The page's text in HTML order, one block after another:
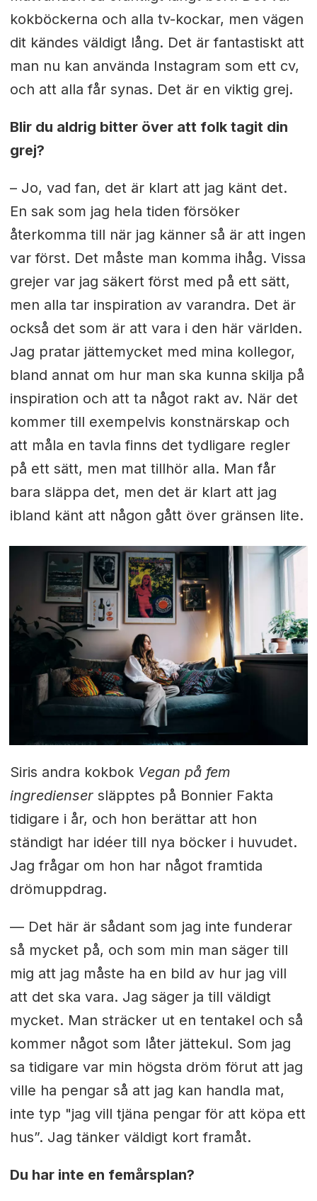
kokböckerna och alla tv-kockar, men vägen
dit kändes väldigt lång. Det är fantastiskt att
man nu kan använda Instagram som ett cv,
och att alla får synas. Det är en viktig grej.
Blir du aldrig bitter över att folk tagit din
grej?
– Jo, vad fan, det är klart att jag känt det.
En sak som jag hela tiden försöker
återkomma till när jag känner så är att ingen
var först. Det måste man komma ihåg. Vissa
grejer var jag säkert först med på ett sätt,
men alla tar inspiration av varandra. Det är
också det som är att vara i den här världen.
Jag pratar jättemycket med mina kollegor,
bland annat om hur man ska kunna skilja på
inspiration och att ta något rakt av. När det
kommer till exempelvis konstnärskap och
att måla en tavla finns det tydligare regler
på ett sätt, men mat tillhör alla. Man får
bara släppa det, men det är klart att jag
ibland känt att någon gått över gränsen lite.
Siris andra kokbok Vegan på fem
ingrediensersläpptes på Bonnier Fakta
tidigare i år, och hon berättar att hon
ständigt har idéer till nya böcker i huvudet.
Jag frågar om hon har något framtida
drömuppdrag.
— Det här är sådant som jag inte funderar
så mycket på, och som min man säger till
mig att jag måste ha en bild av hur jag vill
att det ska vara. Jag säger ja till väldigt
mycket. Man sträcker ut en tentakel och så
kommer något som låter jättekul. Som jag
sa tidigare var min högsta dröm förut att jag
ville ha pengar så att jag kan handla mat,
inte typ "jag vill tjäna pengar för att köpa ett
hus”. Jag tänker väldigt kort framåt.
Du har inte en femårsplan?